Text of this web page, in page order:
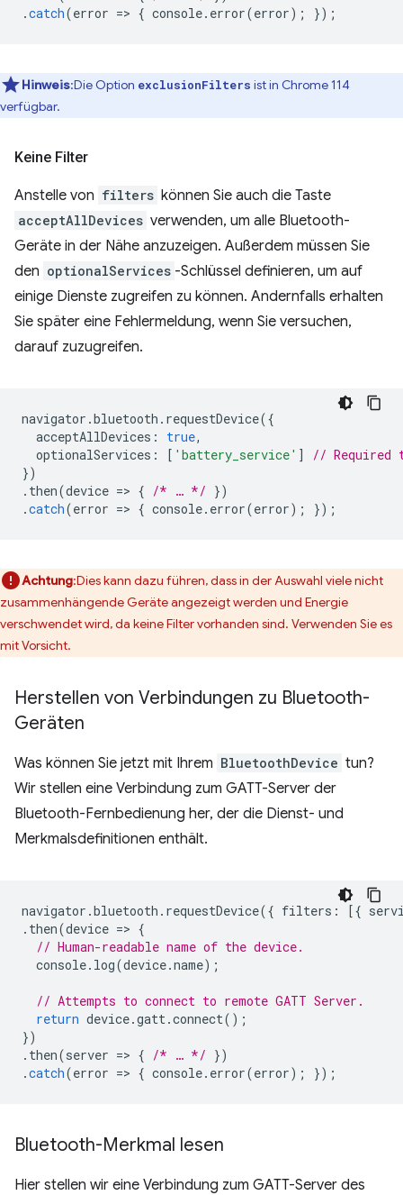
.catch(error => { console. error(error); });
Hinweis:Die Option exclusionFilters ist in Chrome 114
verfügbar.
Keine Filter
Anstelle von filters können Sie auch die Taste
acceptAllDevices verwenden, um alle Bluetooth-
Geräte in der Nähe anzuzeigen. Außerdem müssen Sie
den optionalServices -Schlüssel definieren, um auf
einige Dienste zugreifen zu können. Andernfalls erhalten
Sie später eine Fehlermeldung, wenn Sie versuchen,
darauf zuzugreifen.
navigator .bluetooth . requestDevice({
acceptAllDevices : true,
optionalServices : [ 'battery_service' ]
// Required
})
. then(device => { /* … */ })
.catch(error => { console. error(error); });
Achtung:Dies kann dazu führen, dass in der Auswahl viele nicht
zusammenhängende Geräte angezeigt werden und Energie
verschwendet wird, da keine Filter vorhanden sind. Verwenden Sie es
mit Vorsicht.
Herstellen von Verbindungen zu Bluetooth-
Geräten
Was können Sie jetzt mit Ihrem BluetoothDevice tun?
Wir stellen eine Verbindung zum GATT-Server der
Bluetooth-Fernbedienung her, der die Dienst- und
Merkmalsdefinitionen enthält.
navigator .bluetooth . requestDevice({ filters : [{
. then(device => {
// Human-readable name of the device.
console. log(device.name);
// Attempts to connect to remote GATT Server.
return device.gatt.connect();
})
. then(server => { /* … */ })
.catch(error => { console. error(error); });
Bluetooth-Merkmal lesen
Hier stellen wir eine Verbindung zum GATT-Server des